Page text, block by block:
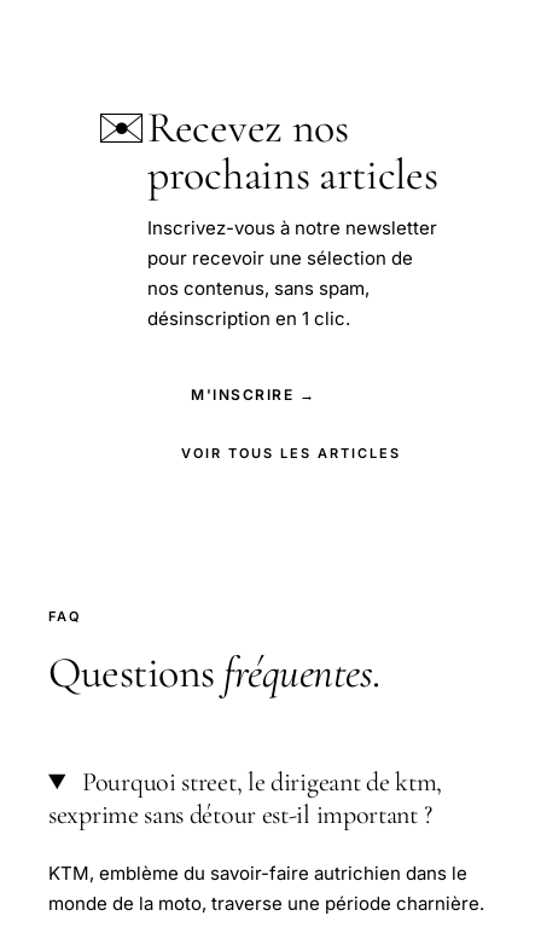
✉️Recevez nos
prochains articles
Inscrivez-vous à notre newsletter
pour recevoir une sélection de
nos contenus, sans spam,
désinscription en 1 clic.
M'INSCRIRE →
VOIR TOUS LES ARTICLES
FAQ
Questions fréquentes.
Pourquoi street, le dirigeant de ktm,
sexprime sans détour est-il important ?
KTM, emblème du savoir-faire autrichien dans le
monde de la moto, traverse une période charnière.